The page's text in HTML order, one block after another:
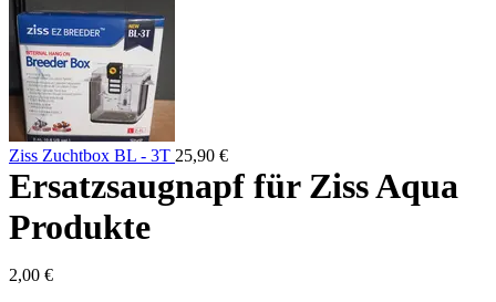
Ziss Zuchtbox BL - 3T 25,90 €
Ersatzsaugnapf für Ziss Aqua
Produkte
2,00 €